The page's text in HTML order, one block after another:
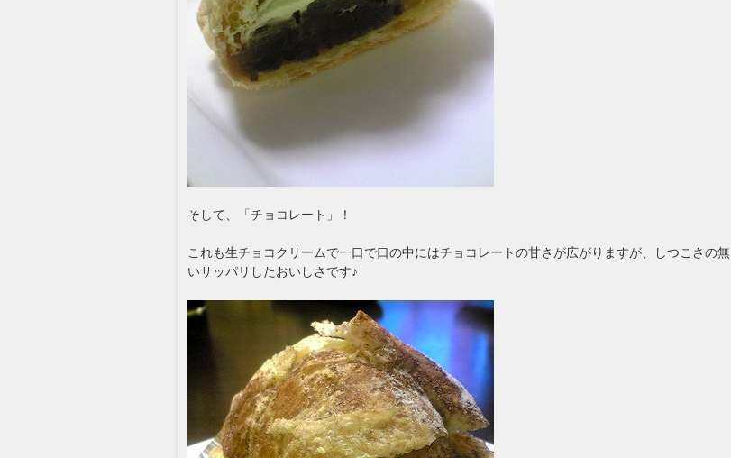
そして、「チョコレート」！
これも生チョコクリームで一口で口の中にはチョコレートの甘さが広がりますが、しつこさの無
いサッパリしたおいしさです♪